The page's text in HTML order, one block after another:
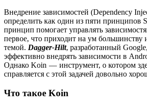
Внедрение зависимостей (Dependency
определить как один из пяти принципов
принцип помогает управлять
первое, что приходит на ум большинству
темой. Dagger-Hilt, разработанный
эффективно внедрять зависимости в
Однако Koin — инструмент, о котором
справляется с этой задачей довольно
Что такое Koin